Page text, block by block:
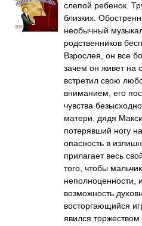
слепой ребенок.
близких.
необычный
родственников
Взрослея, он все
зачем он живет на
встретил свою
вниманием, его
чувства
матери, дядя
потерявший ногу
опасность в
прилагает весь
того, чтобы
неполноценности,
возможность
восторгающийся
явился торжеством